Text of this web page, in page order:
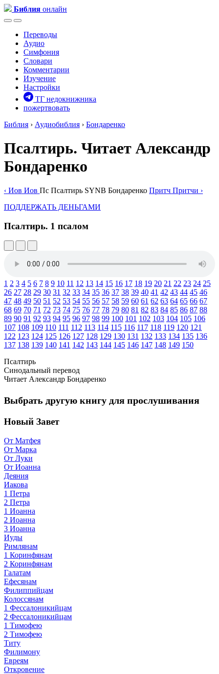
Библия онлайн
Переводы
Аудио
Симфония
Словари
Комментарии
Изучение
Настройки
ТГ недокнижника
пожертвовать
Библия › Аудиобиблия › Бондаренко
Псалтирь. Читает Александр
Бондаренко
‹ Иов Иов Пс Псалтирь SYNB Бондаренко Притч Притчи ›
ПОДДЕРЖАТЬ ДЕНЬГАМИ
Псалтирь. 1 псалом
1 2 3 4 5 6 7 8 9 10 11 12 13 14 15 16 17 18 19 20 21 22 23 24 25
26 27 28 29 30 31 32 33 34 35 36 37 38 39 40 41 42 43 44 45 46
47 48 49 50 51 52 53 54 55 56 57 58 59 60 61 62 63 64 65 66 67
68 69 70 71 72 73 74 75 76 77 78 79 80 81 82 83 84 85 86 87 88
89 90 91 92 93 94 95 96 97 98 99 100 101 102 103 104 105 106
107 108 109 110 111 112 113 114 115 116 117 118 119 120 121
122 123 124 125 126 127 128 129 130 131 132 133 134 135 136
137 138 139 140 141 142 143 144 145 146 147 148 149 150
Псалтирь
Синодальный перевод
Читает Александр Бондаренко
Выбрать другую книгу для прослушивания
Новый Завет
От Матфея
От Марка
От Луки
От Иоанна
Деяния
Иакова
1 Петра
2 Петра
1 Иоанна
2 Иоанна
3 Иоанна
Иуды
Римлянам
1 Коринфянам
2 Коринфянам
Галатам
Ефесянам
Филиппийцам
Колоссянам
1 Фессалоникийцам
2 Фессалоникийцам
1 Тимофею
2 Тимофею
Титу
Филимону
Евреям
Откровение